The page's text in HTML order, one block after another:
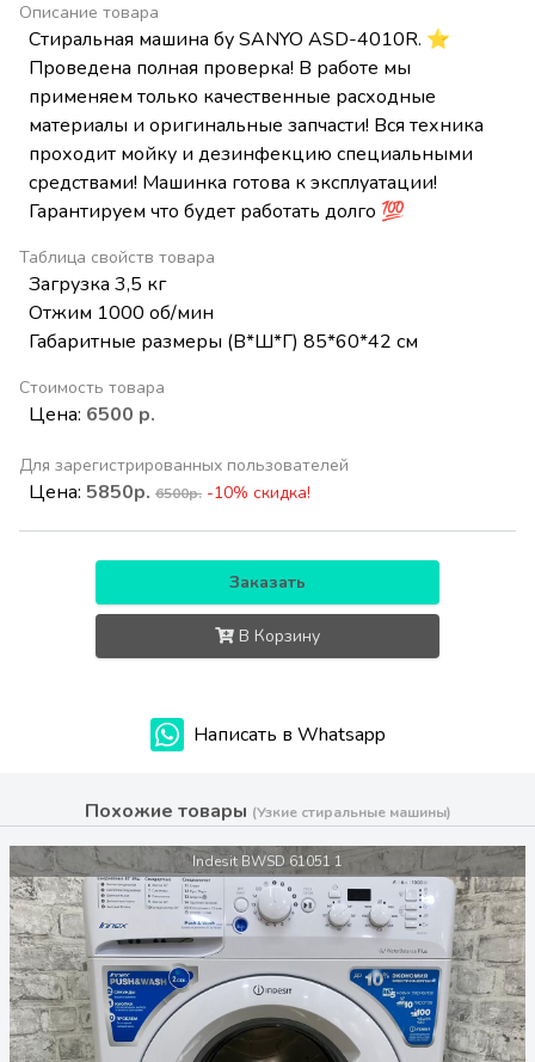
Описание товара
Стиральная машина бу SANYO ASD-4010R. ⭐
Проведена полная проверка! В работе мы
применяем только качественные расходные
материалы и оригинальные запчасти! Вся техника
проходит мойку и дезинфекцию специальными
средствами! Машинка готова к эксплуатации!
Гарантируем что будет работать долго 💯
Таблица свойств товара
Загрузка 3,5 кг
Отжим 1000 об/мин
Габаритные размеры (В*Ш*Г) 85*60*42 см
Стоимость товара
Цена: 6500 р.
Для зарегистрированных пользователей
Цена: 5850р. 6500р. -10% скидка!
Заказать
В Корзину
Написать в Whatsapp
Похожие товары (Узкие стиральные машины)
Indesit BWSD 61051 1